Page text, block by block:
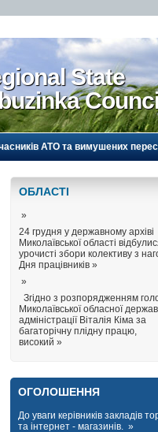
State
АТО та вимушених
ОБЛАСТI
»
24 грудня у державному архіві
Миколаївської області
урочисті збори колективу з
Дня працівників »
»
Згідно з розпорядженням
Миколаївської обласної
адміністрації Віталія Кіма за
багаторічну плідну працю,
високий »
ОГОЛОШЕННЯ
До уваги керівників закладів
та інтернет - магазинів. »